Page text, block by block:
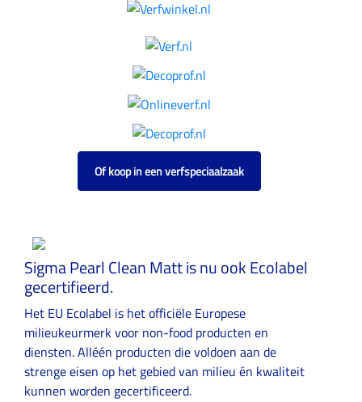
Of koop in een verfspeciaalzaak
Sigma Pearl Clean Matt is nu ook Ecolabel
gecertifieerd.
Het EU Ecolabel is het officiële Europese
milieukeurmerk voor non-food producten en
diensten. Alléén producten die voldoen aan de
strenge eisen op het gebied van milieu én kwaliteit
kunnen worden gecertificeerd.